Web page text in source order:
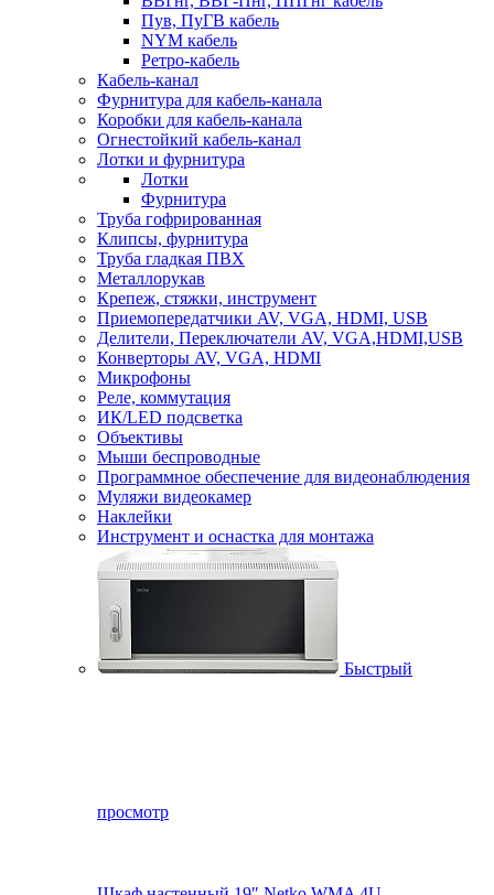
Пув, ПуГВ кабель
NYM кабель
Ретро-кабель
Кабель-канал
Фурнитура для кабель-канала
Коробки для кабель-канала
Огнестойкий кабель-канал
Лотки и фурнитура
Лотки
Фурнитура
Труба гофрированная
Клипсы, фурнитура
Труба гладкая ПВХ
Металлорукав
Крепеж, стяжки, инструмент
Приемопередатчики AV, VGA, HDMI, USB
Делители, Переключатели AV, VGA,HDMI,USB
Конверторы AV, VGA, HDMI
Микрофоны
Реле, коммутация
ИК/LED подсветка
Объективы
Мыши беспроводные
Программное обеспечение для видеонаблюдения
Муляжи видеокамер
Наклейки
Инструмент и оснастка для монтажа
Быстрый
просмотр